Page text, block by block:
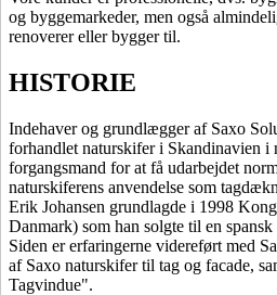
og byggemarkeder, men også
renoverer eller bygger til.
HISTORIE
Indehaver og grundlægger af Saxo
forhandlet naturskifer i Skandinavien i
forgangsmand for at få udarbejdet
naturskiferens anvendelse som
Erik Johansen grundlagde i 1998
Danmark) som han solgte til en
Siden er erfaringerne videreført med
af Saxo naturskifer til tag og facade,
Tagvindue".